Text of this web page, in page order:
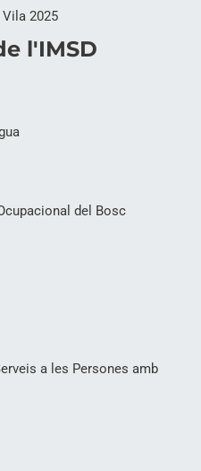
2025
l'IMSD
del Bosc
a les Persones amb